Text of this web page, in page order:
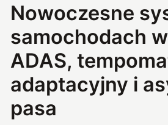
Nowoczesne
samochodach
ADAS,
adaptacyjny i
pasa